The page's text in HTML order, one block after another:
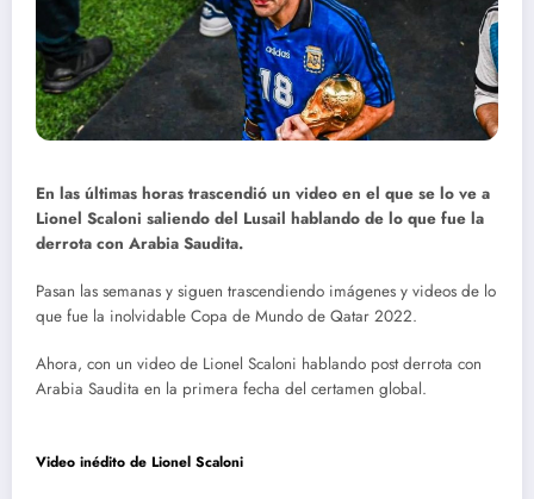
En las últimas horas trascendió un video en el que se lo ve a
Lionel Scaloni saliendo del Lusail hablando de lo que fue la
derrota con Arabia Saudita.
Pasan las semanas y siguen trascendiendo imágenes y videos de lo
que fue la inolvidable Copa de Mundo de Qatar 2022.
Ahora, con un video de Lionel Scaloni hablando post derrota con
Arabia Saudita en la primera fecha del certamen global.
Video inédito de Lionel Scaloni